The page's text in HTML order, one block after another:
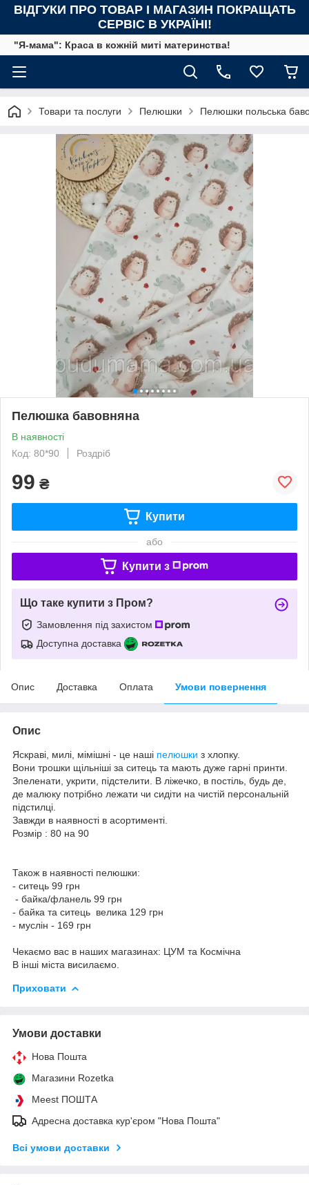
ВІДГУКИ ПРО ТОВАР І МАГАЗИН ПОКРАЩАТЬ
СЕРВІС В УКРАЇНІ!
"Я-мама": Краса в кожній миті материнства!
Товари та послуги Пелюшки Пелюшки польська
Пелюшка бавовняна
В наявності
Код: 80*90
Роздріб
99 ₴
Купити
або
Купити з
Що таке купити з Пром?
Замовлення під захистом
Доступна доставка
Опис Доставка Оплата Умови повернення
Опис
Яскраві, милі, мімішні - це наші пелюшки з хлопку.
Вони трошки щільніші за ситець та мають дуже гарні принти.
Зпеленати, укрити, підстелити. В ліжечко, в постіль, будь де,
де малюку потрібно лежати чи сидіти на чистій персональній
підстилці.
Завжди в наявності в асортименті.
Розмір : 80 на 90
Також в наявності пелюшки:
- ситець 99 грн
- байка/фланель 99 грн
- байка та ситець велика 129 грн
- муслін - 169 грн
Чекаємо вас в наших магазинах: ЦУМ та Космічна
В інші міста висилаємо.
Приховати
Умови доставки
Нова Пошта
Магазини Rozetka
Meest ПОШТА
Адресна доставка кур'єром "Нова Пошта"
Всі умови доставки